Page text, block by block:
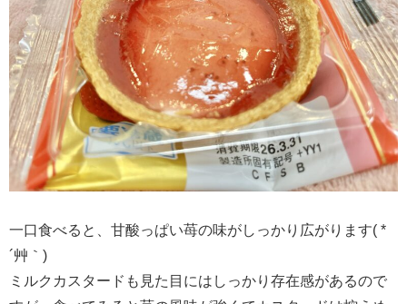
一口食べると、甘酸っぱい苺の味がしっかり広がります( *
´艸｀)
ミルクカスタードも見た目にはしっかり存在感があるので